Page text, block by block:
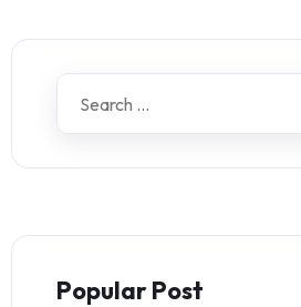
Popular Post